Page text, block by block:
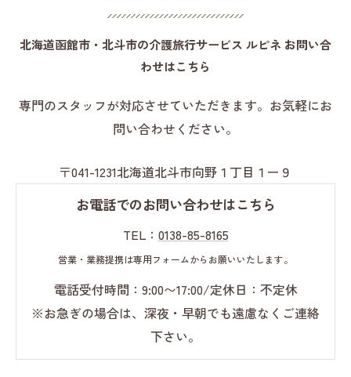
北海道函館市・北斗市の介護旅行サービス ルピネ お問い合
わせはこちら
専門のスタッフが対応させていただきます。お気軽にお
問い合わせください。
〒041-1231北海道北斗市向野１丁目１ー９
お電話でのお問い合わせはこちら
TEL： 0138-85-8165
営業・業務提携は専用フォームからお願いいたします。
電話受付時間：9:00〜17:00/定休日：不定休
※お急ぎの場合は、深夜・早朝でも遠慮なくご連絡
下さい。